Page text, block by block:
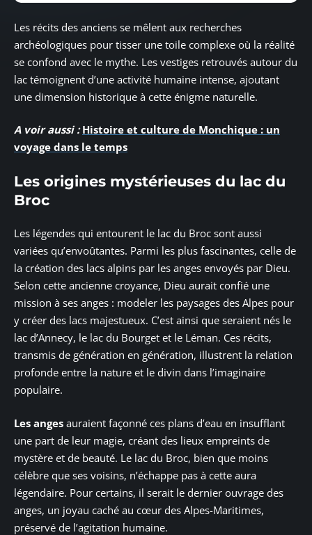
Les récits des anciens se mêlent aux recherches
archéologiques pour tisser une toile complexe où la réalité
se confond avec le mythe. Les vestiges retrouvés autour du
lac témoignent d’une activité humaine intense, ajoutant
une dimension historique à cette énigme naturelle.
A voir aussi : Histoire et culture de Monchique : un
voyage dans le temps
Les origines mystérieuses du lac du
Broc
Les légendes qui entourent le lac du Broc sont aussi
variées qu’envoûtantes. Parmi les plus fascinantes, celle de
la création des lacs alpins par les anges envoyés par Dieu.
Selon cette ancienne croyance, Dieu aurait confié une
mission à ses anges : modeler les paysages des Alpes pour
y créer des lacs majestueux. C’est ainsi que seraient nés le
lac d’Annecy, le lac du Bourget et le Léman. Ces récits,
transmis de génération en génération, illustrent la relation
profonde entre la nature et le divin dans l’imaginaire
populaire.
Les anges auraient façonné ces plans d’eau en insufflant
une part de leur magie, créant des lieux empreints de
mystère et de beauté. Le lac du Broc, bien que moins
célèbre que ses voisins, n’échappe pas à cette aura
légendaire. Pour certains, il serait le dernier ouvrage des
anges, un joyau caché au cœur des Alpes-Maritimes,
préservé de l’agitation humaine.